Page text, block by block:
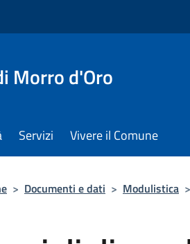
Morro d'Oro
Servizi Vivere il Comune
> Documenti e dati > Modulistica >